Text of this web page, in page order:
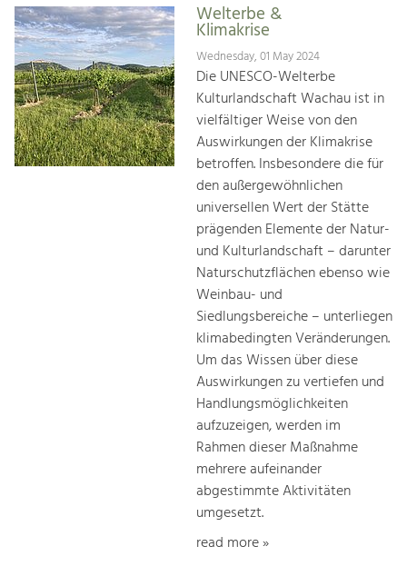
Welterbe &
Klimakrise
Wednesday, 01 May 2024
Die UNESCO-Welterbe
Kulturlandschaft Wachau ist in
vielfältiger Weise von den
Auswirkungen der Klimakrise
betroffen. Insbesondere die für
den außergewöhnlichen
universellen Wert der Stätte
prägenden Elemente der Natur-
und Kulturlandschaft – darunter
Naturschutzflächen ebenso wie
Weinbau- und
Siedlungsbereiche – unterliegen
klimabedingten Veränderungen.
Um das Wissen über diese
Auswirkungen zu vertiefen und
Handlungsmöglichkeiten
aufzuzeigen, werden im
Rahmen dieser Maßnahme
mehrere aufeinander
abgestimmte Aktivitäten
umgesetzt.
read more »